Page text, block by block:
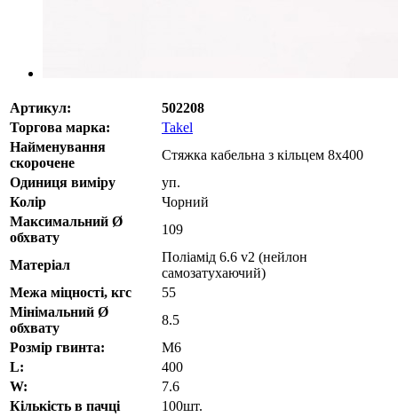
Артикул:
502208
Торгова марка:
Takel
Найменування
скорочене
Стяжка кабельна з кільцем 8x400
Одиниця виміру
уп.
Колір
Чорний
Максимальний Ø
обхвату
109
Матеріал
Поліамід 6.6 v2 (нейлон
самозатухаючий)
Межа міцності, кгс
55
Мінімальний Ø
обхвату
8.5
Розмір гвинта:
М6
L:
400
W:
7.6
Кількість в пачці
100шт.